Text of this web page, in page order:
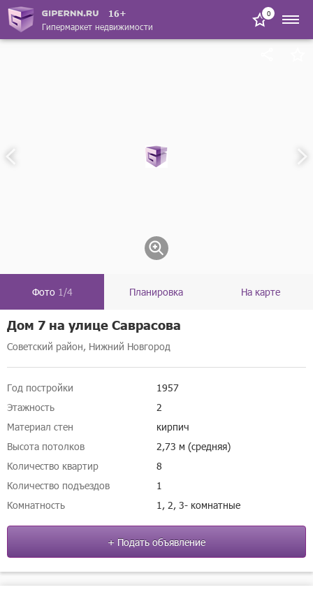
16+
Гипермаркет недвижимости
0
Фото 1/4 Планировка На карте
Дом 7 на улице Саврасова
Советский район, Нижний Новгород
Год постройки
1957
Этажность
2
Материал стен
кирпич
Высота потолков
2,73 м (средняя)
Количество квартир
8
Количество подъездов
1
Комнатность
1, 2, 3- комнатные
+ Подать объявление